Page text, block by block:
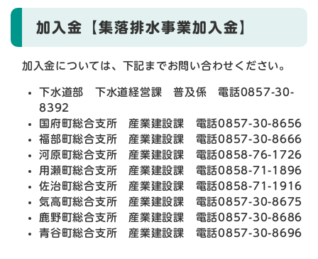
加入金【集落排水事業加入金】
加入金については、下記までお問い合わせください。
下水道部 下水道経営課 普及係 電話0857-30-
8392
国府町総合支所 産業建設課 電話0857-30-8656
福部町総合支所 産業建設課 電話0857-30-8666
河原町総合支所 産業建設課 電話0858-76-1726
用瀬町総合支所 産業建設課 電話0858-71-1896
佐治町総合支所 産業建設課 電話0858-71-1916
気高町総合支所 産業建設課 電話0857-30-8675
鹿野町総合支所 産業建設課 電話0857-30-8686
青谷町総合支所 産業建設課 電話0857-30-8696